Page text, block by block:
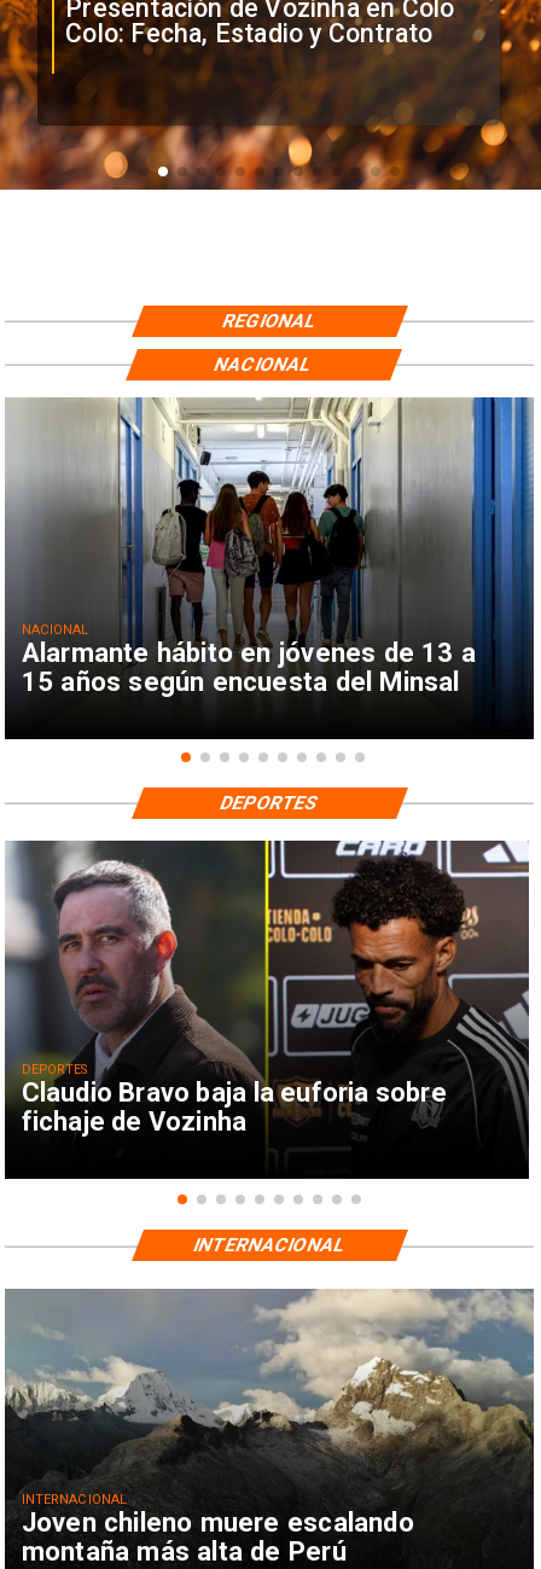
Presentación de Vozinha en Colo
Colo: Fecha, Estadio y Contrato
REGIONAL
Alarmante hábito en jóvenes de 13 a
15 años según encuesta del Minsal
NACIONAL
NACIONAL
Claudio Bravo baja la euforia sobre
fichaje de Vozinha
DEPORTES
DEPORTES
Joven chileno muere escalando
montaña más alta de Perú
INTERNACIONAL
INTERNACIONAL